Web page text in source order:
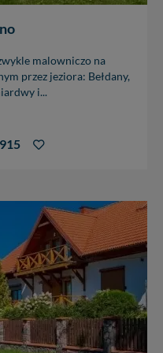
malowniczo na
przez jeziora: Bełdany,
i...